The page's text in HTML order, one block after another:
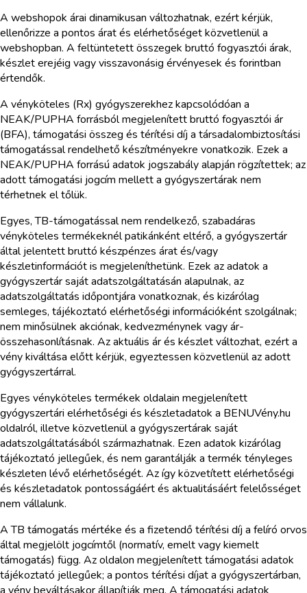
A webshopok árai dinamikusan változhatnak, ezért kérjük,
ellenőrizze a pontos árat és elérhetőséget közvetlenül a
webshopban. A feltüntetett összegek bruttó fogyasztói árak,
készlet erejéig vagy visszavonásig érvényesek és forintban
értendők.
A vényköteles (Rx) gyógyszerekhez kapcsolódóan a
NEAK/PUPHA forrásból megjelenített bruttó fogyasztói ár
(BFA), támogatási összeg és térítési díj a társadalombiztosítási
támogatással rendelhető készítményekre vonatkozik. Ezek a
NEAK/PUPHA forrású adatok jogszabály alapján rögzítettek; az
adott támogatási jogcím mellett a gyógyszertárak nem
térhetnek el tőlük.
Egyes, TB-támogatással nem rendelkező, szabadáras
vényköteles termékeknél patikánként eltérő, a gyógyszertár
által jelentett bruttó készpénzes árat és/vagy
készletinformációt is megjeleníthetünk. Ezek az adatok a
gyógyszertár saját adatszolgáltatásán alapulnak, az
adatszolgáltatás időpontjára vonatkoznak, és kizárólag
semleges, tájékoztató elérhetőségi információként szolgálnak;
nem minősülnek akciónak, kedvezménynek vagy ár-
összehasonlításnak. Az aktuális ár és készlet változhat, ezért a
vény kiváltása előtt kérjük, egyeztessen közvetlenül az adott
gyógyszertárral.
Egyes vényköteles termékek oldalain megjelenített
gyógyszertári elérhetőségi és készletadatok a BENUVény.hu
oldalról, illetve közvetlenül a gyógyszertárak saját
adatszolgáltatásából származhatnak. Ezen adatok kizárólag
tájékoztató jellegűek, és nem garantálják a termék tényleges
készleten lévő elérhetőségét. Az így közvetített elérhetőségi
és készletadatok pontosságáért és aktualitásáért felelősséget
nem vállalunk.
A TB támogatás mértéke és a fizetendő térítési díj a felíró orvos
által megjelölt jogcímtől (normatív, emelt vagy kiemelt
támogatás) függ. Az oldalon megjelenített támogatási adatok
tájékoztató jellegűek; a pontos térítési díjat a gyógyszertárban,
a vény beváltásakor állapítják meg. A támogatási adatok